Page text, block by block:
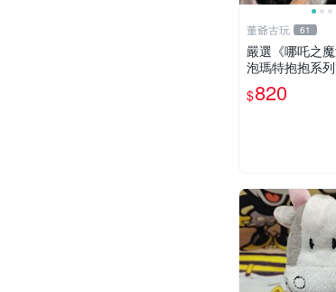
董爺古玩 61
嚴選《哪吒之
泡瑪特抱抱系
膠臉毛絨，
示 哪吒 毛絨公
$820